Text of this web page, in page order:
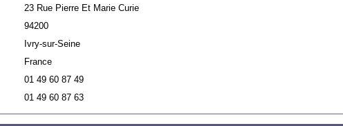
23 Rue Pierre Et Marie Curie
94200
Ivry-sur-Seine
France
01 49 60 87 49
01 49 60 87 63